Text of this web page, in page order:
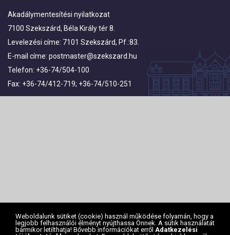
Weboldalunk sütiket (cookie) használ működése folyamán, hogy a
legjobb felhasználói élményt nyújthassa Önnek. A sütik használatát
bármikor letilthatja! Bővebb információkat erről Adatkezelési
Akadálymentesítési nyilatkozat
7100 Szekszárd, Béla Király tér 8.
Levelezési címe: 7101 Szekszárd, Pf.:83.
E-mail címe: postmaster@szekszard.hu
Telefon: +36-74/504-100
Fax: +36-74/412-719; +36-74/510-251